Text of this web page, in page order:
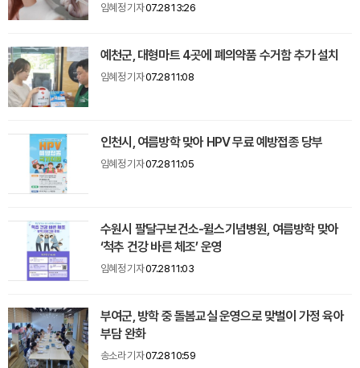
임혜정 기자07.28 13:26
예천군, 대형마트 4곳에 폐의약품 수거함 추가 설치
임혜정 기자07.28 11:08
인천시, 여름방학 맞아 HPV 무료 예방접종 당부
임혜정 기자07.28 11:05
수원시 팔달구보건소-윌스기념병원, 여름방학 맞아
‘척추 건강 바른 체조’ 운영
임혜정 기자07.28 11:03
부여군, 방학 중 돌봄교실 운영으로 맞벌이 가정 육아
부담 완화
송소라 기자07.28 10:59